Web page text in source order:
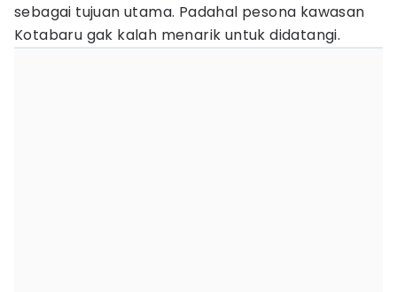
sebagai tujuan utama. Padahal pesona kawasan
Kotabaru gak kalah menarik untuk didatangi.